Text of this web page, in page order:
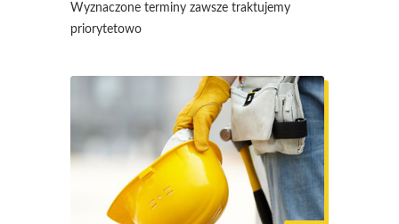
Wyznaczone terminy zawsze traktujemy
priorytetowo